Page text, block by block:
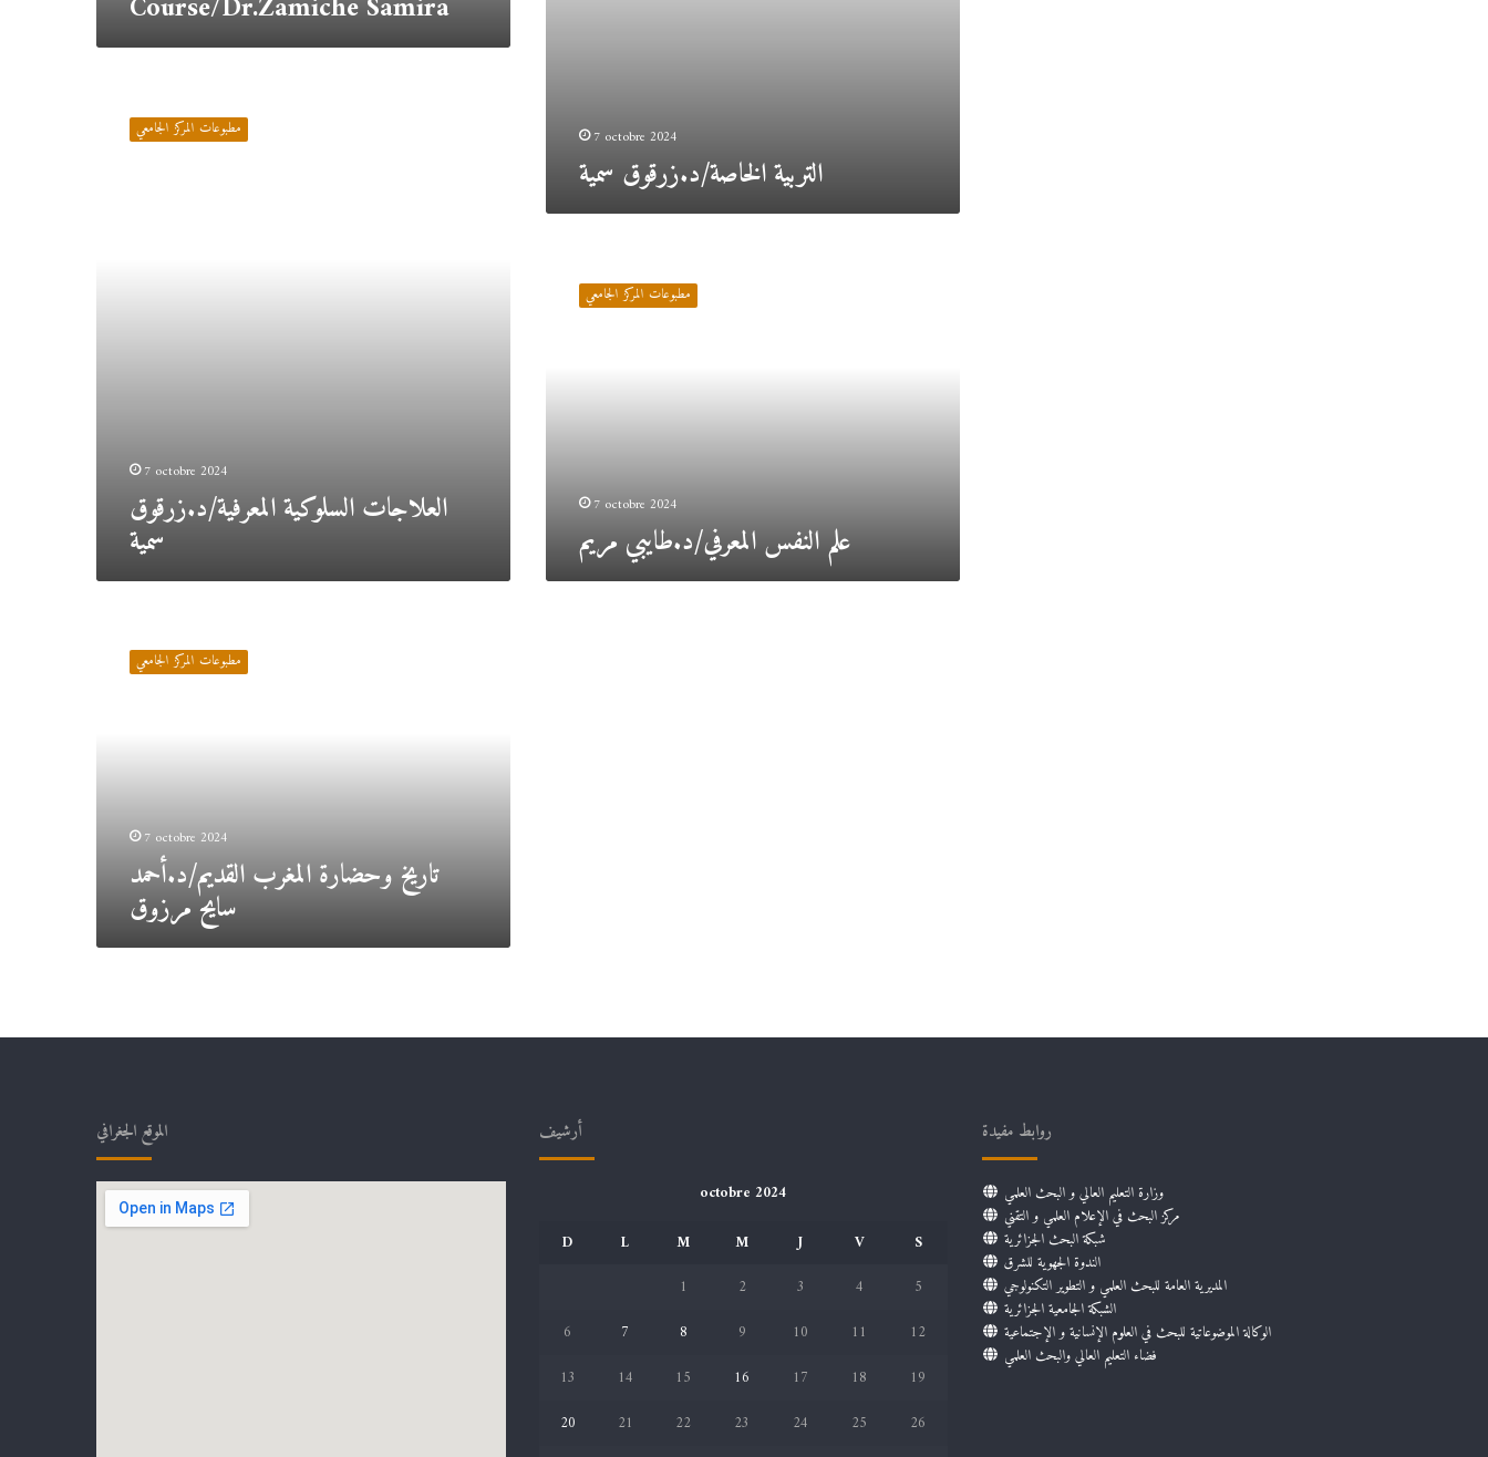
7 octobre 2024
التربية الخاصة/د.زرقوق سمية
السلوكية
المعرفية/مطبوعات المركز الجامعي
7 octobre 2024
العلاجات السلوكية المعرفية/د.زرقوق
سمية
مطبوعات المركز الجامعي
7 octobre 2024
علم النفس المعرفي/د.طايبي مريم
وحضارةمطبوعات المركز الجامعي
7 octobre 2024
تاريخ وحضارة المغرب القديم/د.أحمد
سايح مرزوق
الموقع الجغرافي أرشيف
octobre 2024
D
L M M J V
S
1
2 3 4
5
6
7 8 9 10 11
12
13
14 15 16 17 18
19
20
21 22 23 24 25
26
روابط مفيدة
وزارة التعليم العالي و البحث العلمي
مركز البحث في الإعلام العلمي و التقني
شبكة البحث الجزائرية
الندوة الجهوية للشرق
المديرية العامة للبحث العلمي و التطوير التكنولوجي
الشبكة الجامعية الجزائرية
الوكالة الموضوعاتية للبحث في العلوم الإنسانية و الإجتماعية
فضاء التعليم العالي والبحث العلمي